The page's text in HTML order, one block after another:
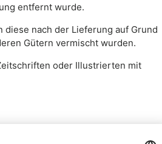
entfernt wurde.
nach der Lieferung auf Grund
Gütern vermischt wurden.
oder Illustrierten mit
füllen Sie bitte dieses Formular